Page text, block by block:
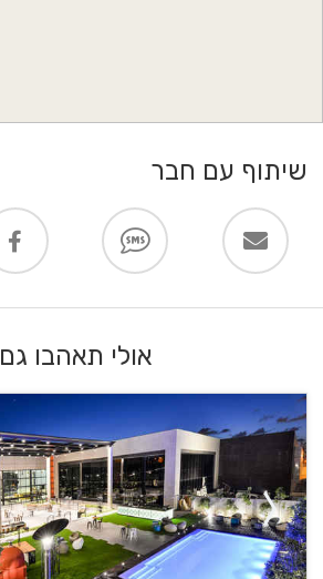
שיתוף עם חבר
אולי תאהבו גם